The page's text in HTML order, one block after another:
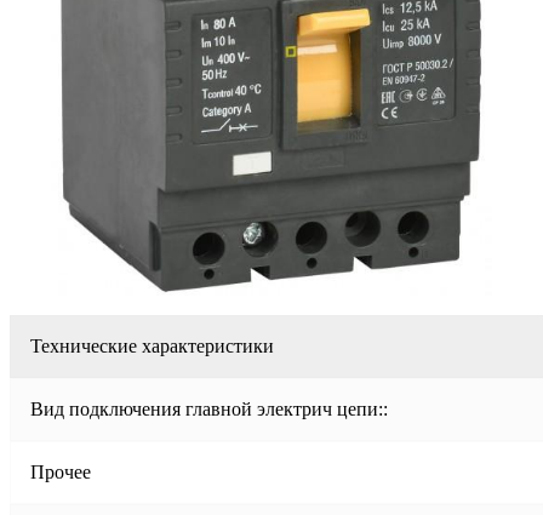
Технические характеристики
Вид подключения главной электрич цепи::
Прочее